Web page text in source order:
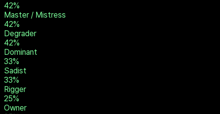
Age
잠안와서 님은 Dominant 성향 일 확률이 높습니다.
도미넌트는 관계와 플레이에서 주도권을 쥐는 성향입니다. 상대방에
게 명령하고 지시하는 것을 자연스럽게 생각하며, 상대의 복종에서 만
족감을 얻습니다. 통제력이 뛰어나고 상황을 이끄는 능력이 있습니다.
잠안와서 님의 성향 분석표
83%
Dominant
42%
Master / Mistress
42%
Degrader